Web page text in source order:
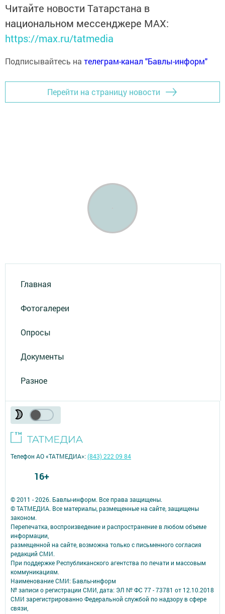
Читайте новости Татарстана в
национальном мессенджере MАХ:
https://max.ru/tatmedia
Подписывайтесь на телеграм-канал "Бавлы-информ"
Перейти на страницу новости
Главная
Фотогалереи
Опросы
Документы
Разное
© 2011 - 2026. Бавлы-информ. Все права защищены.
© ТАТМЕДИА. Все материалы, размещенные на сайте, защищены
законом.
Перепечатка, воспроизведение и распространение в любом объеме
информации,
размещенной на сайте, возможна только с письменного согласия
редакций СМИ.
При поддержке Республиканского агентства по печати и массовым
коммуникациям.
Наименование СМИ: Бавлы-информ
№ записи о регистрации СМИ, дата: ЭЛ № ФС 77 - 73781 от 12.10.2018
СМИ зарегистрированно Федеральной службой по надзору в сфере
связи,
Телефон АО «ТАТМЕДИА»:(843) 222 09 84
16+